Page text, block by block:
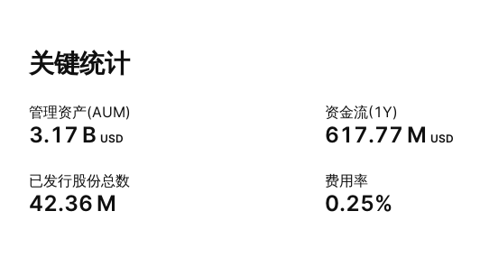
关键统计
管理资产(AUM)
‪3.17 B‬ USD
资金流(1Y)
‪617.77 M‬ USD
已发行股份总数
‪42.36 M‬
费用率
0.25%